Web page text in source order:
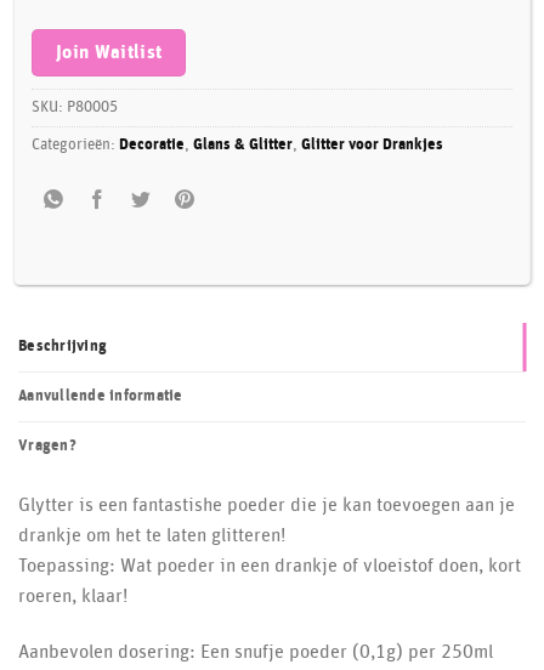
address
to
join
the
waitlist
this
Join Waitlist
SKU: P80005
Categorieën: Decoratie,Glans & Glitter,Glitter voor Drankjes
Beschrijving
Aanvullende informatie
Vragen?
Glytter is een fantastishe poeder die je kan toevoegen aan je
drankje om het te laten glitteren!
Toepassing: Wat poeder in een drankje of vloeistof doen, kort
roeren, klaar!
Aanbevolen dosering: Een snufje poeder (0,1g) per 250ml